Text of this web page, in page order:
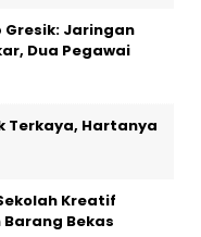
Gresik: Jaringan
Dua Pegawai
Terkaya, Hartanya
Kreatif
Bekas